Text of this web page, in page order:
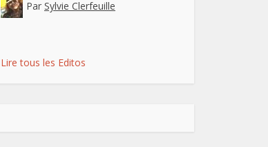
Par Sylvie Clerfeuille
Lire tous les Editos